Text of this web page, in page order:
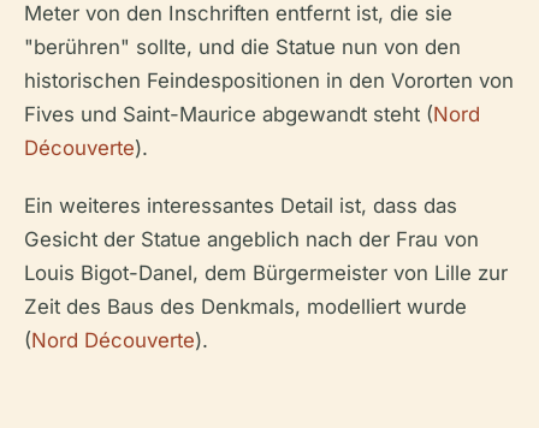
Meter von den Inschriften entfernt ist, die sie
"berühren" sollte, und die Statue nun von den
historischen Feindespositionen in den Vororten von
Fives und Saint-Maurice abgewandt steht (Nord
Découverte).
Ein weiteres interessantes Detail ist, dass das
Gesicht der Statue angeblich nach der Frau von
Louis Bigot-Danel, dem Bürgermeister von Lille zur
Zeit des Baus des Denkmals, modelliert wurde
(Nord Découverte).